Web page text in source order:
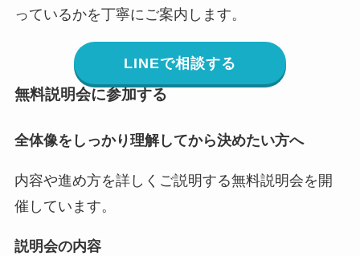
っているかを丁寧にご案内します。
LINEで相談する
無料説明会に参加する
全体像をしっかり理解してから決めたい方へ
内容や進め方を詳しくご説明する無料説明会を開
催しています。
説明会の内容